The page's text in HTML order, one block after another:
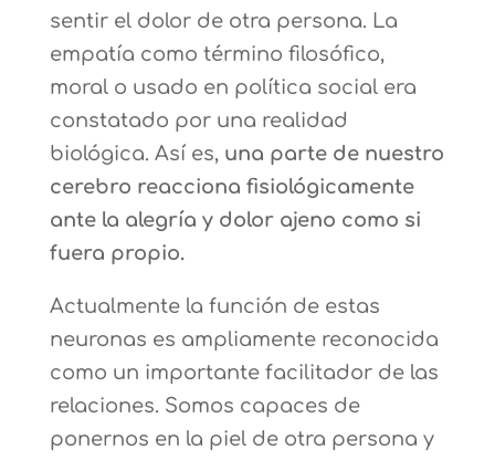
sentir el dolor de otra persona. La
empatía como término filosófico,
moral o usado en política social era
constatado por una realidad
biológica. Así es, una parte de nuestro
cerebro reacciona fisiológicamente
ante la alegría y dolor ajeno como si
fuera propio.
Actualmente la función de estas
neuronas es ampliamente reconocida
como un importante facilitador de las
relaciones. Somos capaces de
ponernos en la piel de otra persona y